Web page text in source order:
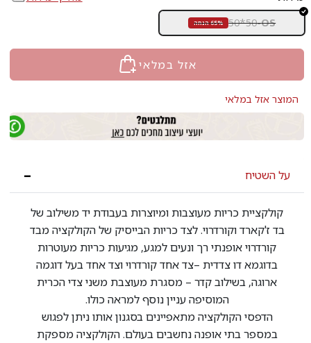
OS
-
50*50 65% הנחה
אזל במלאי
המוצר אזל במלאי
על השטיח
קולקציית כריות מעוצבות ומיוצרות בעבודת יד משילוב של
בד ז'קארד וקורדרוי. לצד כריות הבייסיק של הקולקציה מבד
קורדרוי אופנתי רך ונעים למגע, מגיעות כריות מעוטרות
בדוגמא דו צדדית –צד אחד קורדרוי וצד אחד בעל דוגמה
ארוגה, בשילוב קדר – מסגרת מעוצבת משני צדי הכרית
המוסיפה עניין נוסף למראה כולו.
הדפסי הקולקציה מתאפיינים בסגנון אותו ניתן לפגוש
במספר בתי אופנה נחשבים בעולם. הקולקציה מספקת